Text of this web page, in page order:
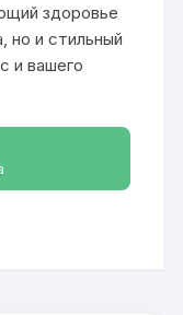
здоровье
но и стильный
и вашего